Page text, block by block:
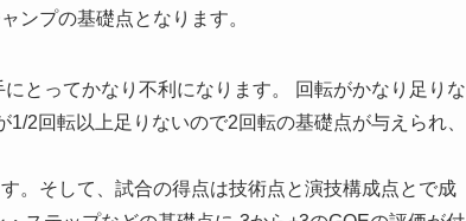
ンプの基礎点となります。
とってかなり不利になります。 回転がかなり足りな
2回転以上足りないので2回転の基礎点が与えられ、
。そして、試合の得点は技術点と演技構成点とで成